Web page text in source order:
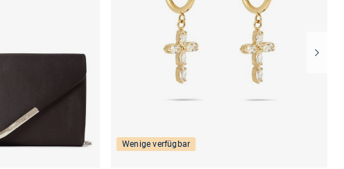
Wenige verfügbar